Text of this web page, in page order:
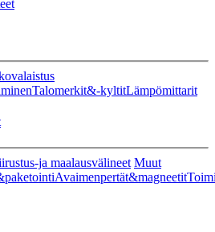
Talomerkit&-kyltitLämpömittarit
ja maalausvälineet Muut
Avaimenpertät&magneetit